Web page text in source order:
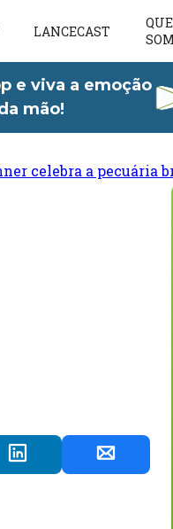
LANCECAST
e viva a emoção
mão!
celebra a pecuária